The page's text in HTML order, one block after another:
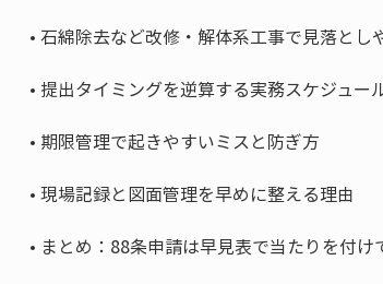
•
•
•
•
• まとめ：88条申請は早見表で当たりを付け